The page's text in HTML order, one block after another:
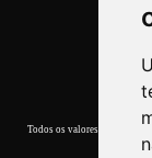
Todos os valores, promoções